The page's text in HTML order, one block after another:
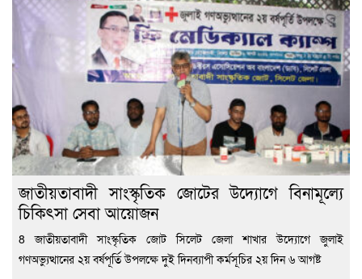
জাতীয়তাবাদী সাংস্কৃতিক জোটের উদ্যোগে বিনামূল্যে
চিকিৎসা সেবা আয়োজন
8 জাতীয়তাবাদী সাংস্কৃতিক জোট সিলেট জেলা শাখার উদ্যোগে জুলাই
গণঅভ্যুত্থানের ২য় বর্ষপূর্তি উপলক্ষে দুই দিনব্যাপী কর্মসূচির ২য় দিন ৬ আগষ্ট